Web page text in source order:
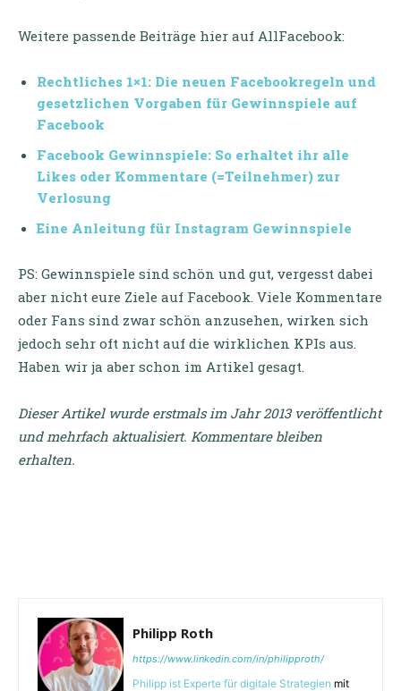
Weitere passende Beiträge hier auf AllFacebook:
Rechtliches 1×1: Die neuen Facebookregeln und
gesetzlichen Vorgaben für Gewinnspiele auf
Facebook
Facebook Gewinnspiele: So erhaltet ihr alle
Likes oder Kommentare (=Teilnehmer) zur
Verlosung
Eine Anleitung für Instagram Gewinnspiele
PS: Gewinnspiele sind schön und gut, vergesst dabei
aber nicht eure Ziele auf Facebook. Viele Kommentare
oder Fans sind zwar schön anzusehen, wirken sich
jedoch sehr oft nicht auf die wirklichen KPIs aus.
Haben wir ja aber schon im Artikel gesagt.
Dieser Artikel wurde erstmals im Jahr 2013 veröffentlicht
und mehrfach aktualisiert. Kommentare bleiben
erhalten.
Philipp Roth
https://www.linkedin.com/in/philipproth/
Philipp ist Experte für digitale Strategien mit